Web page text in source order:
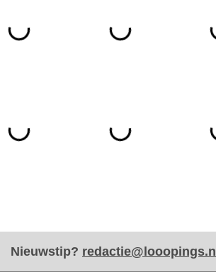
Nieuwstip? redactie@looopings.nl